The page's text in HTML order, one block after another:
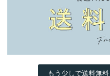
もう少しで送料無